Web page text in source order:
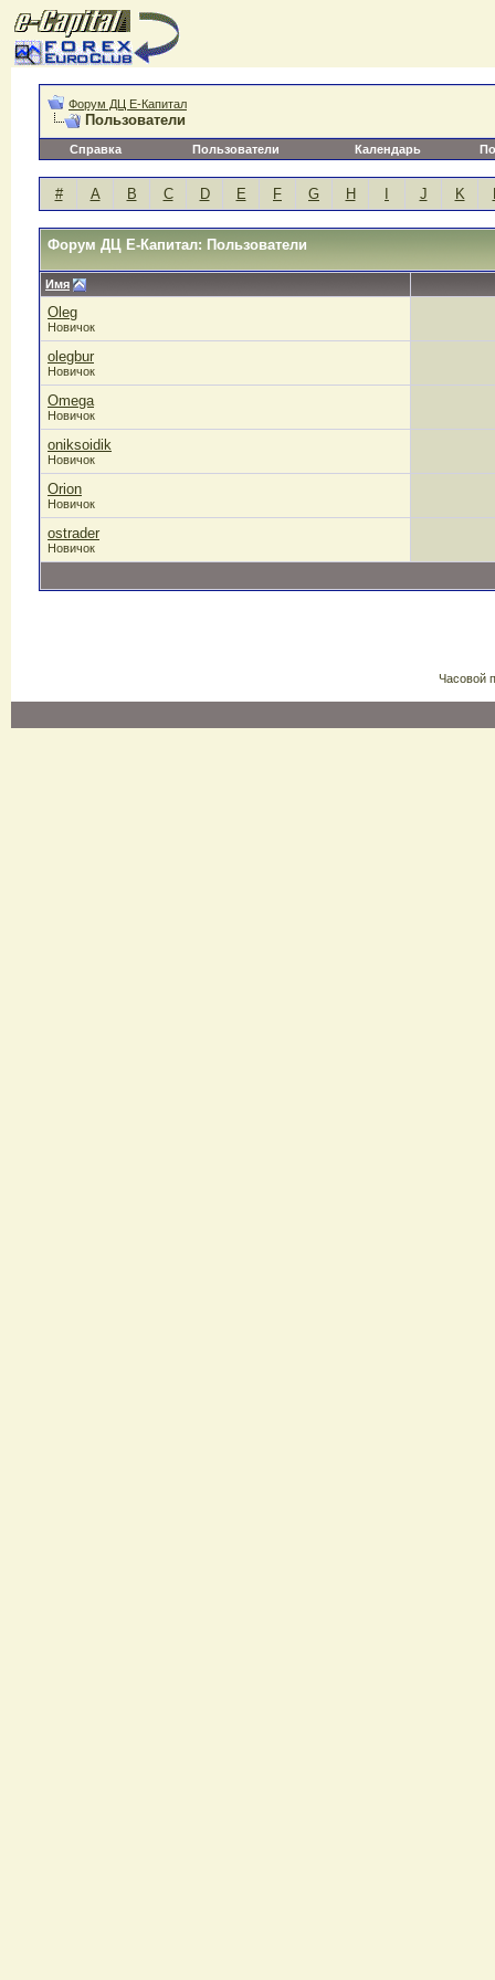
Форум ДЦ Е-Капитал
Пользователи
Справка Пользователи Календарь
# A B C D E F G H J K
Форум ДЦ Е-Капитал: Пользователи
Имя
Oleg
Новичок
olegbur
Новичок
Omega
Новичок
oniksoidik
Новичок
Orion
Новичок
ostrader
Новичок
Часовой